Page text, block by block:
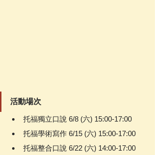
活動場次
托福獨立口說 6/8 (六) 15:00-17:00
托福學術寫作 6/15 (六) 15:00-17:00
托福整合口說 6/22 (六) 14:00-17:00